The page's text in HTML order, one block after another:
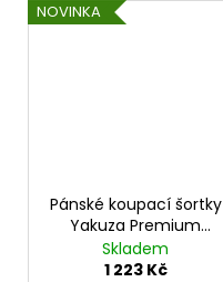
NOVINKA
Pánské koupací šortky
Yakuza Premium
Selection YPSW 4076
černé
Skladem
1 223 Kč